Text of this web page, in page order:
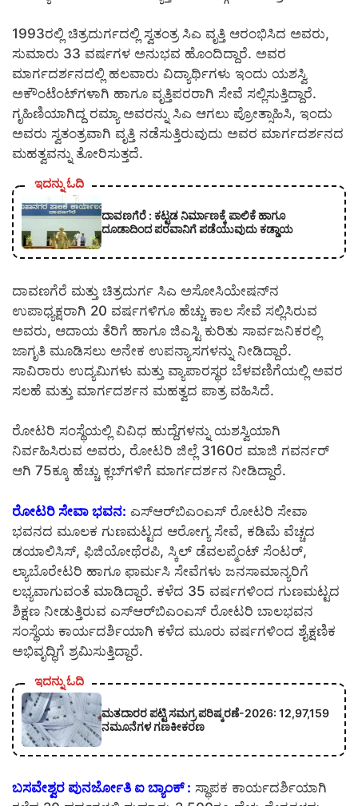
1993ರಲ್ಲಿ ಚಿತ್ರದುರ್ಗದಲ್ಲಿ ಸ್ವತಂತ್ರ ಸಿಎ ವೃತ್ತಿ ಆರಂಭಿಸಿದ ಅವರು,
ಸುಮಾರು 33 ವರ್ಷಗಳ ಅನುಭವ ಹೊಂದಿದ್ದಾರೆ. ಅವರ
ಮಾರ್ಗದರ್ಶನದಲ್ಲಿ ಹಲವಾರು ವಿದ್ಯಾರ್ಥಿಗಳು ಇಂದು ಯಶಸ್ವಿ
ಅಕೌಂಟೆಂಟ್‌ಗಳಾಗಿ ಹಾಗೂ ವೃತ್ತಿಪರರಾಗಿ ಸೇವೆ ಸಲ್ಲಿಸುತ್ತಿದ್ದಾರೆ.
ಗೃಹಿಣಿಯಾಗಿದ್ದ ರಮ್ಯಾ ಅವರನ್ನು ಸಿಎ ಆಗಲು ಪ್ರೋತ್ಸಾಹಿಸಿ, ಇಂದು
ಅವರು ಸ್ವತಂತ್ರವಾಗಿ ವೃತ್ತಿ ನಡೆಸುತ್ತಿರುವುದು ಅವರ ಮಾರ್ಗದರ್ಶನದ
ಮಹತ್ವವನ್ನು ತೋರಿಸುತ್ತದೆ.
ಇದನ್ನು ಓದಿ
ದಾವಣಗೆರೆ : ಕಟ್ಟಡ ನಿರ್ಮಾಣಕ್ಕೆ ಪಾಲಿಕೆ ಹಾಗೂ
ದೂಡಾದಿಂದ ಪರವಾನಿಗೆ ಪಡೆಯುವುದು ಕಡ್ಡಾಯ
ದಾವಣಗೆರೆ ಮತ್ತು ಚಿತ್ರದುರ್ಗ ಸಿಎ ಅಸೋಸಿಯೇಷನ್‌ನ
ಉಪಾಧ್ಯಕ್ಷರಾಗಿ 20 ವರ್ಷಗಳಿಗೂ ಹೆಚ್ಚು ಕಾಲ ಸೇವೆ ಸಲ್ಲಿಸಿರುವ
ಅವರು, ಆದಾಯ ತೆರಿಗೆ ಹಾಗೂ ಜಿಎಸ್ಟಿ ಕುರಿತು ಸಾರ್ವಜನಿಕರಲ್ಲಿ
ಜಾಗೃತಿ ಮೂಡಿಸಲು ಅನೇಕ ಉಪನ್ಯಾಸಗಳನ್ನು ನೀಡಿದ್ದಾರೆ.
ಸಾವಿರಾರು ಉದ್ಯಮಿಗಳು ಮತ್ತು ವ್ಯಾಪಾರಸ್ಥರ ಬೆಳವಣಿಗೆಯಲ್ಲಿ ಅವರ
ಸಲಹೆ ಮತ್ತು ಮಾರ್ಗದರ್ಶನ ಮಹತ್ವದ ಪಾತ್ರ ವಹಿಸಿದೆ.
ರೋಟರಿ ಸಂಸ್ಥೆಯಲ್ಲಿ ವಿವಿಧ ಹುದ್ದೆಗಳನ್ನು ಯಶಸ್ವಿಯಾಗಿ
ನಿರ್ವಹಿಸಿರುವ ಅವರು, ರೋಟರಿ ಜಿಲ್ಲೆ 3160ರ ಮಾಜಿ ಗವರ್ನರ್
ಆಗಿ 75ಕ್ಕೂ ಹೆಚ್ಚು ಕ್ಲಬ್‌ಗಳಿಗೆ ಮಾರ್ಗದರ್ಶನ ನೀಡಿದ್ದಾರೆ.
ರೋಟರಿ ಸೇವಾ ಭವನ: ಎಸ್‌ಆರ್‌ಬಿಎಂಎಸ್ ರೋಟರಿ ಸೇವಾ
ಭವನದ ಮೂಲಕ ಗುಣಮಟ್ಟದ ಆರೋಗ್ಯ ಸೇವೆ, ಕಡಿಮೆ ವೆಚ್ಚದ
ಡಯಾಲಿಸಿಸ್, ಫಿಜಿಯೋಥೆರಪಿ, ಸ್ಕಿಲ್ ಡೆವಲಪ್ಮೆಂಟ್ ಸೆಂಟರ್,
ಲ್ಯಾಬೊರೇಟರಿ ಹಾಗೂ ಫಾರ್ಮಸಿ ಸೇವೆಗಳು ಜನಸಾಮಾನ್ಯರಿಗೆ
ಲಭ್ಯವಾಗುವಂತೆ ಮಾಡಿದ್ದಾರೆ. ಕಳೆದ 35 ವರ್ಷಗಳಿಂದ ಗುಣಮಟ್ಟದ
ಶಿಕ್ಷಣ ನೀಡುತ್ತಿರುವ ಎಸ್‌ಆರ್‌ಬಿಎಂಎಸ್ ರೋಟರಿ ಬಾಲಭವನ
ಸಂಸ್ಥೆಯ ಕಾರ್ಯದರ್ಶಿಯಾಗಿ ಕಳೆದ ಮೂರು ವರ್ಷಗಳಿಂದ ಶೈಕ್ಷಣಿಕ
ಅಭಿವೃದ್ಧಿಗೆ ಶ್ರಮಿಸುತ್ತಿದ್ದಾರೆ.
ಇದನ್ನು ಓದಿ
ಮತದಾರರ ಪಟ್ಟಿ ಸಮಗ್ರ ಪರಿಷ್ಕರಣೆ-2026: 12,97,159
ನಮೂನೆಗಳ ಗಣಕೀಕರಣ
ಬಸವೇಶ್ವರ ಪುನರ್ಜೋತಿ ಐ ಬ್ಯಾಂಕ್ : ಸ್ಥಾಪಕ ಕಾರ್ಯದರ್ಶಿಯಾಗಿ